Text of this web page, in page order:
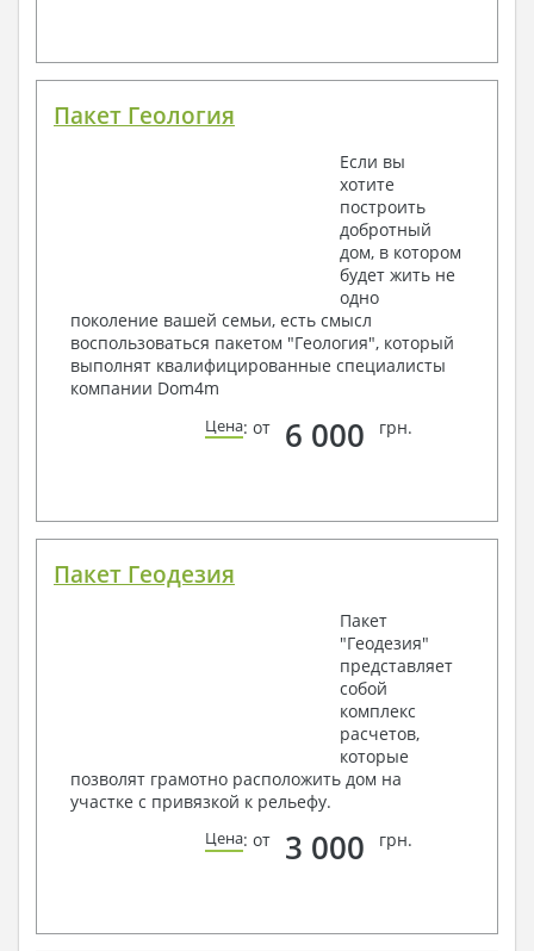
Пакет Геология
Если вы
хотите
построить
добротный
дом, в котором
будет жить не
одно
поколение вашей семьи, есть смысл
воспользоваться пакетом "Геология", который
выполнят квалифицированные специалисты
компании Dom4m
Цена: от 6 000 грн.
Пакет Геодезия
Пакет
"Геодезия"
представляет
собой
комплекс
расчетов,
которые
позволят грамотно расположить дом на
участке с привязкой к рельефу.
Цена: от 3 000 грн.